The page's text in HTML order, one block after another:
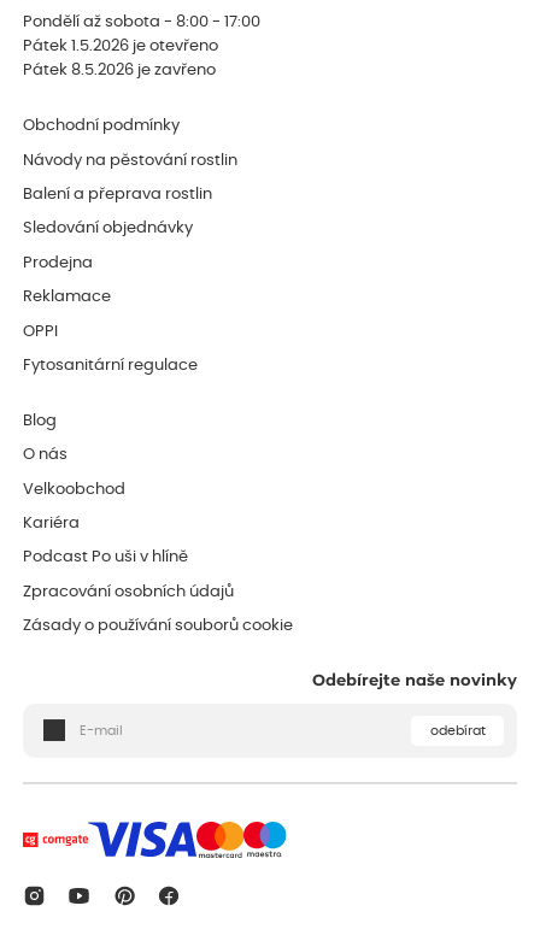
Pondělí až sobota - 8:00 - 17:00
Pátek 1.5.2026 je otevřeno
Pátek 8.5.2026 je zavřeno
Obchodní podmínky
Návody na pěstování rostlin
Balení a přeprava rostlin
Sledování objednávky
Prodejna
Reklamace
OPPI
Fytosanitární regulace
Blog
O nás
Velkoobchod
Kariéra
Podcast Po uši v hlíně
Zpracování osobních údajů
Zásady o používání souborů cookie
Odebírejte naše novinky
odebírat